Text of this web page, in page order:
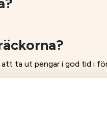
ta ut pengar i god tid i